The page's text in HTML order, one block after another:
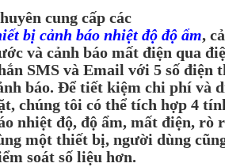
cung cấp các
bị cảnh báo nhiệt độ độ ẩm,
và cảnh báo mất điện qua
SMS và Email với 5 số điện
báo. Để tiết kiệm chi phí và
chúng tôi có thể tích hợp 4
nhiệt độ, độ ẩm, mất điện, rò
một thiết bị, người dùng
soát số liệu hơn.